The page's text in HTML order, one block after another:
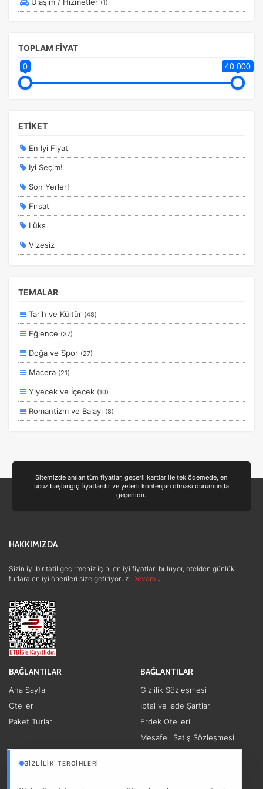
GIZLILIK TERCIHLERI
kullanılır. Kapatırsanız reklamları görmeye devam
Ulaşım / Hizmetler (1)
TOPLAM FİYAT
0 40 000
ETİKET
En Iyi Fiyat
Iyi Seçim!
Son Yerler!
Fırsat
Lüks
Vizesiz
Planlanan
Otobüs Ile
Uçak Ile
Ekstralar Dahil
TEMALAR
Tarih ve Kültür (48)
Eğlence (37)
Doğa ve Spor (27)
Macera (21)
Yiyecek ve İçecek (10)
Romantizm ve Balayı (8)
Sağlık ve Güzellik(3)
Sitemizde anılan tüm fiyatlar, geçerli kartlar ile tek ödemede, en
ucuz başlangıç fiyatlardır ve yeterli kontenjan olması durumunda
geçerlidir.
HAKKIMIZDA
Sizin iyi bir tatil geçirmeniz için, en iyi fiyatları buluyor, otelden günlük
turlara en iyi önerileri size getiriyoruz. Devam »
BAĞLANTILAR
Ana Sayfa
Oteller
Paket Turlar
BAĞLANTILAR
Gizlilik Sözleşmesi
İptal ve İade Şartları
Erdek Otelleri
Mesafeli Satış Sözleşmesi